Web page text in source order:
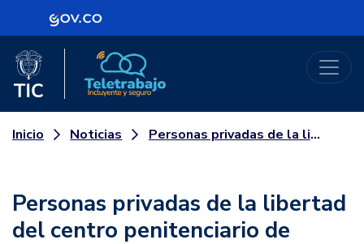
Logo Gobierno de Colombia
Logo del Ministerio TIC
Inicio Noticias Personas privadas de la libertad del centro penitenciario de Tunja transforman su vida con el Teletrabajo
Personas privadas de la libertad
del centro penitenciario de